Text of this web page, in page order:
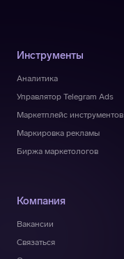
Инструменты
Аналитика
Управлятор Telegram Ads
Маркетплейс инструментов
Маркировка рекламы
Биржа маркетологов
Компания
Вакансии
Связаться